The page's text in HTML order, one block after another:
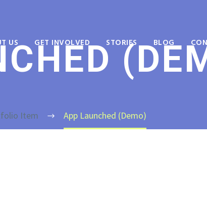
US GET INVOLVED STORIES BLOG
Item App Launched (Demo)